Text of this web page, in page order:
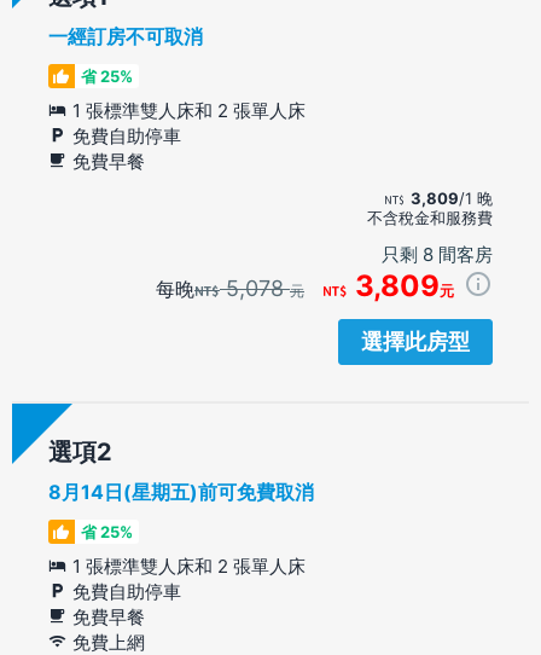
一經訂房不可取消
省 25%
1 張標準雙人床和 2 張單人床
免費自助停車
免費早餐
3,809/1 晚
不含稅金和服務費
只剩 8 間客房
每晚 5,078元 3,809元
選擇此房型
選項
8月14日(星期五)前可免費取消
省 25%
1 張標準雙人床和 2 張單人床
免費自助停車
免費早餐
免費上網